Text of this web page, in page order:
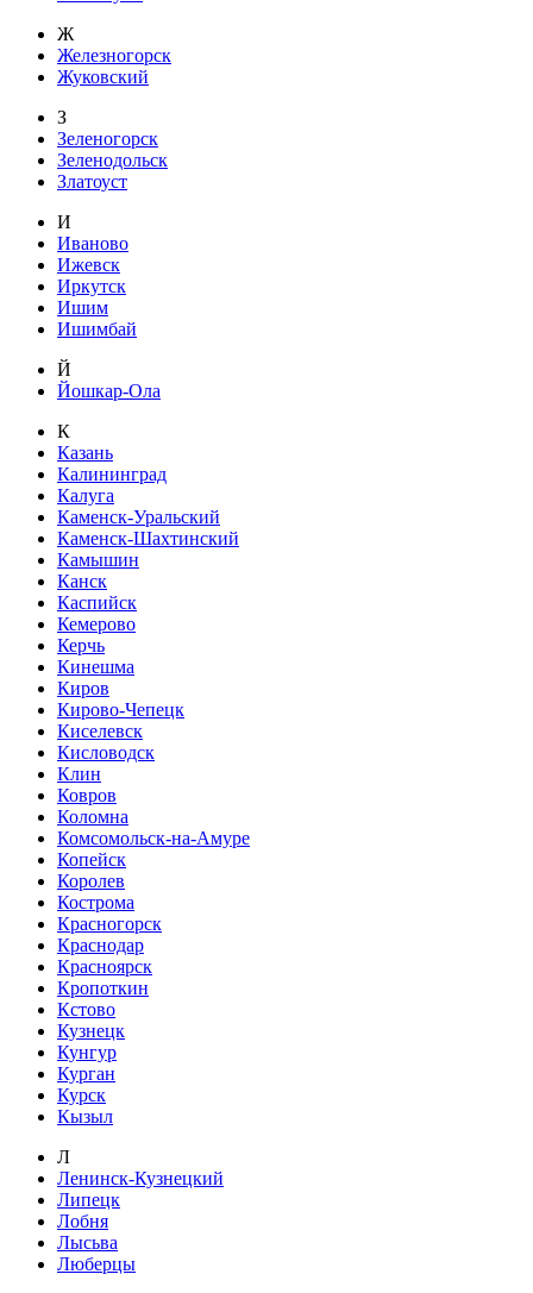
Ж
Железногорск
Жуковский
З
Зеленогорск
Зеленодольск
Златоуст
И
Иваново
Ижевск
Иркутск
Ишим
Ишимбай
Й
Йошкар-Ола
К
Казань
Калининград
Калуга
Каменск-Уральский
Каменск-Шахтинский
Камышин
Канск
Каспийск
Кемерово
Керчь
Кинешма
Киров
Кирово-Чепецк
Киселевск
Кисловодск
Клин
Ковров
Коломна
Комсомольск-на-Амуре
Копейск
Королев
Кострома
Красногорск
Краснодар
Красноярск
Кропоткин
Кстово
Кузнецк
Кунгур
Курган
Курск
Кызыл
Л
Ленинск-Кузнецкий
Липецк
Лобня
Лысьва
Люберцы